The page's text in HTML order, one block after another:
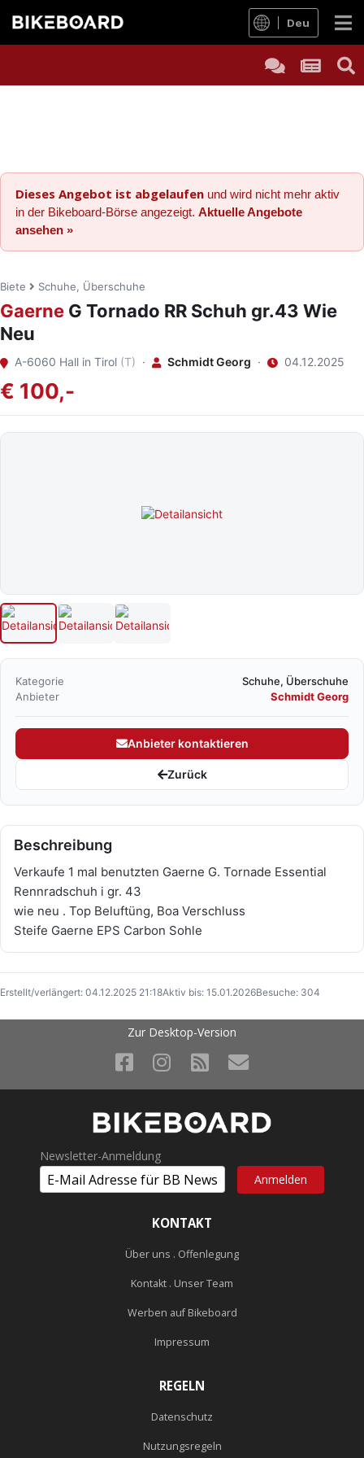
Deu
Dieses Angebot ist abgelaufen und wird nicht mehr aktiv
in der Bikeboard-Börse angezeigt. Aktuelle Angebote
ansehen »
Biete Schuhe, Überschuhe
Gaerne G Tornado RR Schuh gr.43 Wie
Neu
A-6060 Hall in Tirol (T) · Schmidt Georg · 04.12.2025
€ 100,-
Kategorie
Schuhe, Überschuhe
Anbieter
Schmidt Georg
Anbieter kontaktieren
Zurück
Beschreibung
Verkaufe 1 mal benutzten Gaerne G. Tornade Essential
Rennradschuh i gr. 43
wie neu . Top Beluftüng, Boa Verschluss
Steife Gaerne EPS Carbon Sohle
Erstellt/verlängert: 04.12.2025 21:18Aktiv bis: 15.01.2026Besuche: 304
Zur Desktop-Version
Newsletter-Anmeldung
KONTAKT
Über uns . Offenlegung
Kontakt . Unser Team
Werben auf Bikeboard
Impressum
REGELN
Datenschutz
Nutzungsregeln